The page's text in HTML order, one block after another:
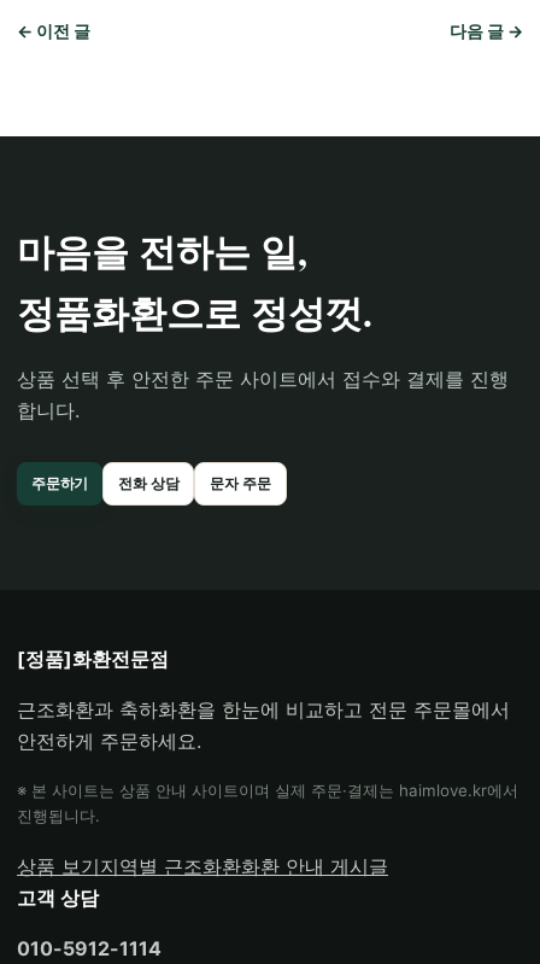
← 이전 글 다음 글 →
마음을 전하는 일,
정품화환으로 정성껏.
상품 선택 후 안전한 주문 사이트에서 접수와 결제를 진행
합니다.
주문하기 전화 상담 문자 주문
[정품]화환전문점
근조화환과 축하화환을 한눈에 비교하고 전문 주문몰에서
안전하게 주문하세요.
※ 본 사이트는 상품 안내 사이트이며 실제 주문·결제는 haimlove.kr에서
진행됩니다.
상품 보기지역별 근조화환화환 안내 게시글
고객 상담
010-5912-1114